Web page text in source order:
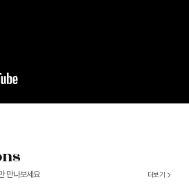
만나보세요 더보기